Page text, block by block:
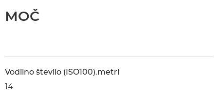
MOČ
Vodilno število (ISO100).metri
14